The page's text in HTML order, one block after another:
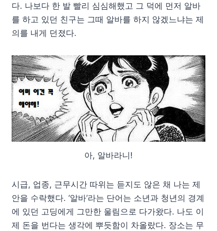
다. 나보다 한 발 빨리 심심해했고 그 덕에 먼저 알바
를 하고 있던 친구는 그때 알바를 하지 않겠느냐는 제
의를 내게 던졌다.
아, 알바라니!
시급, 업종, 근무시간 따위는 듣지도 않은 채 나는 제
안을 수락했다. ‘알바’라는 단어는 소년과 청년의 경계
에 있던 고딩에게 그만한 울림으로 다가왔다. 나도 이
제 돈을 번다는 생각에 뿌듯함이 차올랐다. 장소는 무